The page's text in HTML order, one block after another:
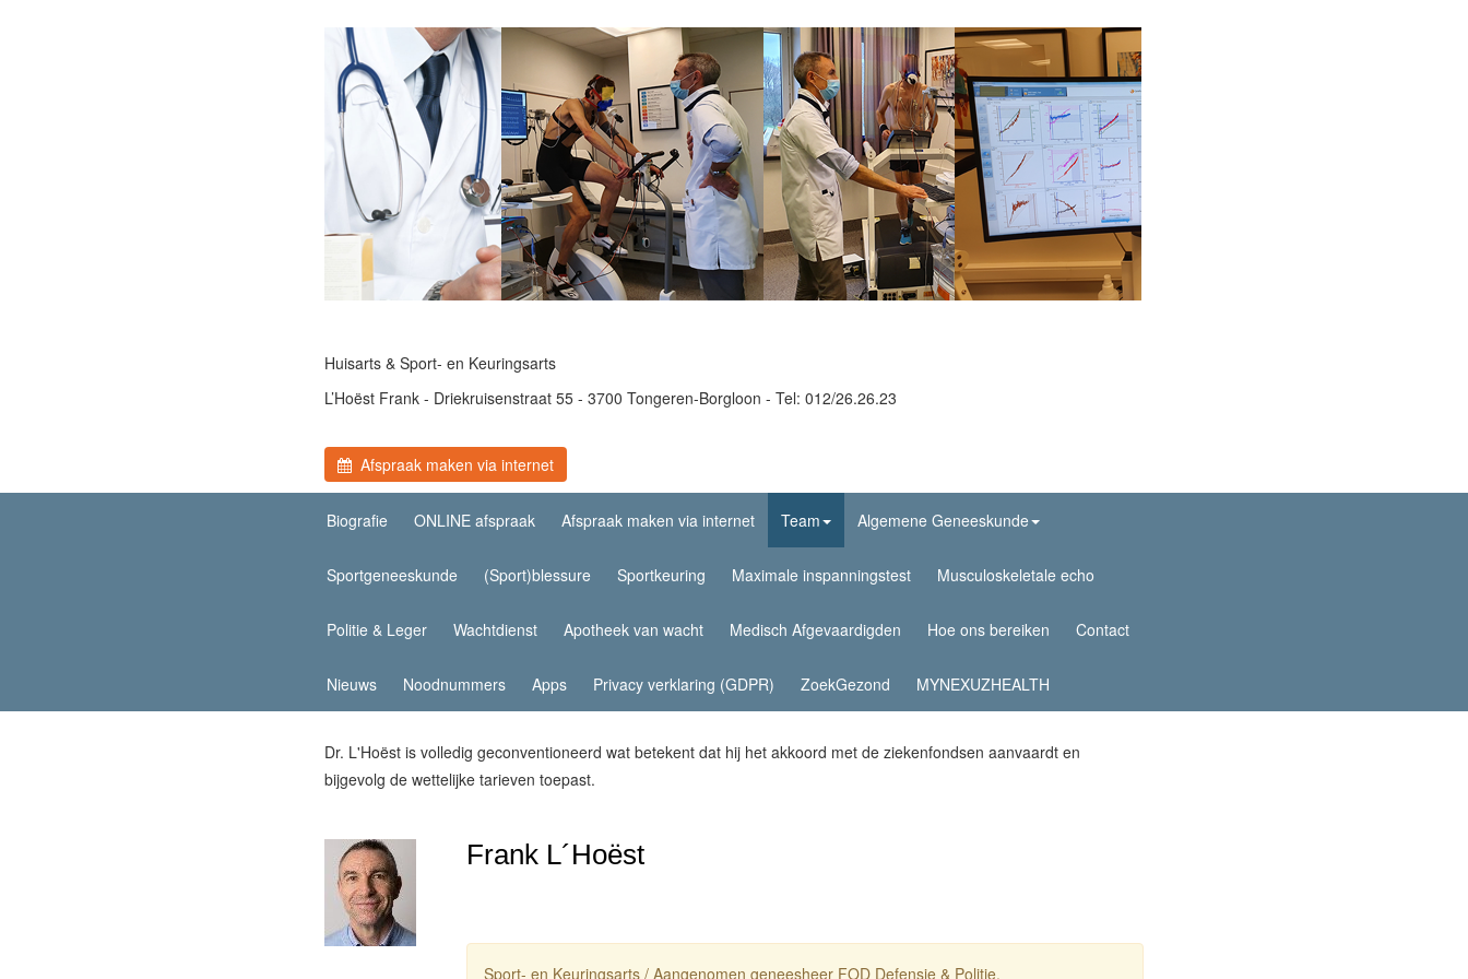
Huisarts & Sport- en Keuringsarts
L’Hoëst Frank - Driekruisenstraat 55 - 3700 Tongeren-Borgloon - Tel: 012/26.26.23
Afspraak maken via internet
Biografie ONLINE afspraak Afspraak maken via internet Team Algemene Geneeskunde
Sportgeneeskunde (Sport)blessure Sportkeuring Maximale inspanningstest Musculoskeletale echo
Politie & Leger Wachtdienst Apotheek van wacht Medisch Afgevaardigden Hoe ons bereiken Contact
Nieuws Noodnummers Apps Privacy verklaring (GDPR) ZoekGezond MYNEXUZHEALTH
Dr. L'Hoëst is volledig geconventioneerd wat betekent dat hij het akkoord met de ziekenfondsen aanvaardt en
bijgevolg de wettelijke tarieven toepast.
Frank L´Hoëst
Sport- en Keuringsarts / Aangenomen geneesheer FOD Defensie & Politie.